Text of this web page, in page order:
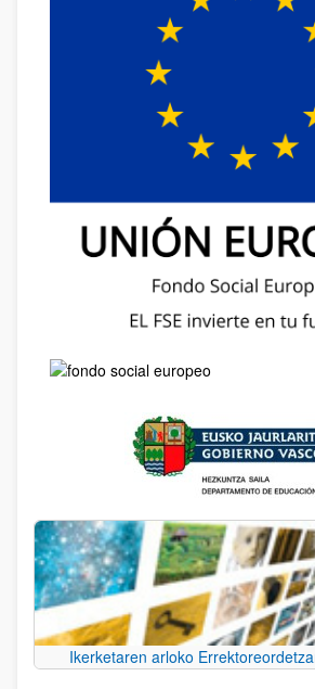
Ikerketaren arloko